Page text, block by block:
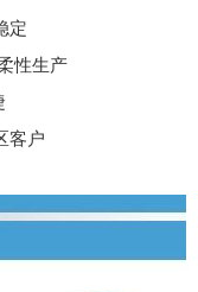
定
性生产
客户